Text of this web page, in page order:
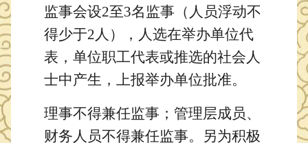
监事会设2至3名监事（人员浮动不
得少于2人），人选在举办单位代
表，单位职工代表或推选的社会人
士中产生，上报举办单位批准。
理事不得兼任监事；管理层成员、
财务人员不得兼任监事。另为积极